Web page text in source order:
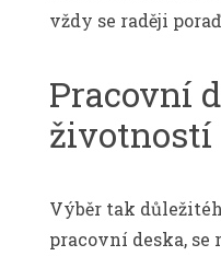
vždy se raději
Pracovní
životností
Výběr tak
pracovní deska,